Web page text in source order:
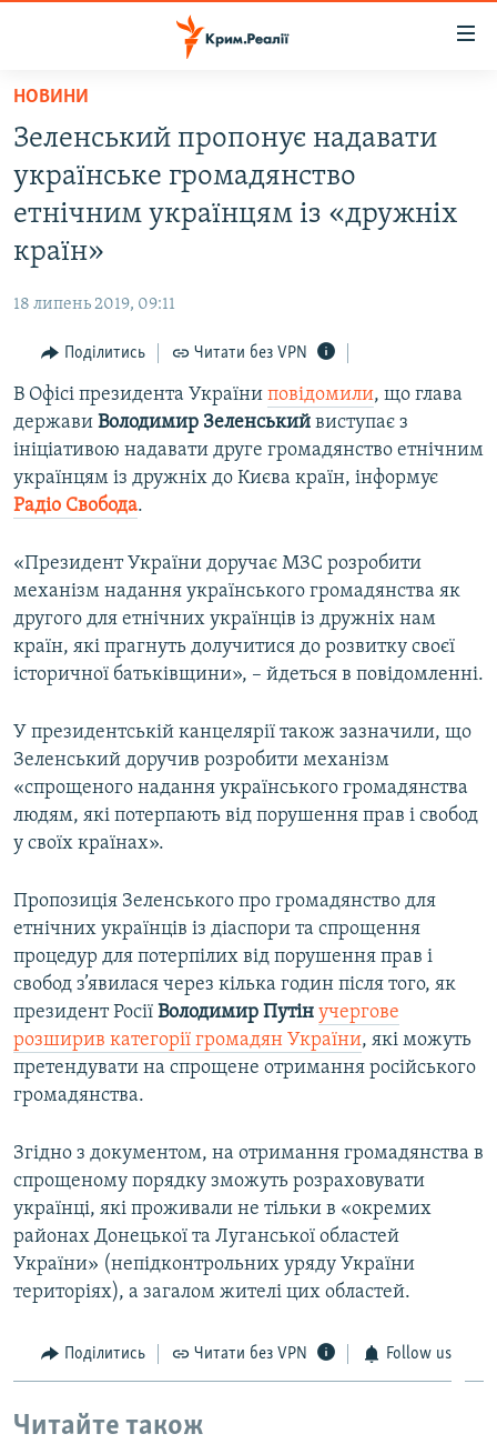
Перейти
основного
матеріалу
Перейти
до
основної
Перейти
пошуку
ВІДЕО ТА ФОТО
ПОЛІТИКА
ІНТЕРВ'Ю
ВСЕ ЗА ДЕНЬ
СПЕЦПРОЕКТИ
ДЕПОРТАЦІЯ
ВІДЕОУРОКИ «ELIFBE»
СВІДЧЕННЯ ОКУПАЦІЇ
УКРАЇНСЬКА ПРОБЛЕМА КРИМУ
ІНФОГРАФІКА
ЯК ОБІЙТИ БЛОКУВАННЯ
Qırımtatar
ДОЛУЧАЙСЯ!
Усі сайти RFE/RL
НОВИНИ
Зеленський пропонує надавати
українське громадянство
етнічним українцям із «дружніх
країн»
18 липень 2019, 09:11
Поділитись Читати без VPN
В Офісі президента України повідомили, що глава
держави Володимир Зеленський виступає з
ініціативою надавати друге громадянство етнічним
українцям із дружніх до Києва країн, інформує
Радіо Свобода.
«Президент України доручає МЗС розробити
механізм надання українського громадянства як
другого для етнічних українців із дружніх нам
країн, які прагнуть долучитися до розвитку своєї
історичної батьківщини», – йдеться в повідомленні.
У президентській канцелярії також зазначили, що
Зеленський доручив розробити механізм
«спрощеного надання українського громадянства
людям, які потерпають від порушення прав і свобод
у своїх країнах».
Пропозиція Зеленського про громадянство для
етнічних українців із діаспори та спрощення
процедур для потерпілих від порушення прав і
свобод з’явилася через кілька годин після того, як
президент Росії Володимир Путін учергове
розширив категорії громадян України, які можуть
претендувати на спрощене отримання російського
громадянства.
Згідно з документом, на отримання громадянства в
спрощеному порядку зможуть розраховувати
українці, які проживали не тільки в «окремих
районах Донецької та Луганської областей
України» (непідконтрольних уряду України
територіях), а загалом жителі цих областей.
Поділитись Читати без VPN Follow us
Читайте також